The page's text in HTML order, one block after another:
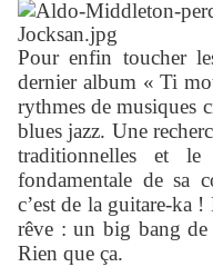
Pour enfin toucher
dernier album « Ti
rythmes de musiques
blues jazz. Une
traditionnelles et
fondamentale de sa
c’est de la guitare-ka
rêve : un big bang de
Rien que ça.